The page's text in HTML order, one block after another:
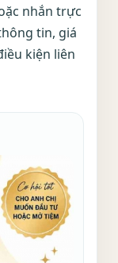
nhắn trực
tin, giá
kiện liên